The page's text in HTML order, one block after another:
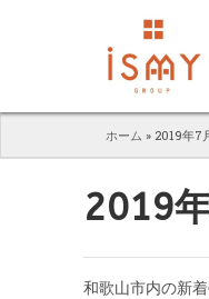
ホーム » 2019年7
2019
和歌山市内の新